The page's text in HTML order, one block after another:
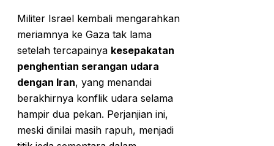
Militer Israel kembali mengarahkan
meriamnya ke Gaza tak lama
setelah tercapainya kesepakatan
penghentian serangan udara
dengan Iran, yang menandai
berakhirnya konflik udara selama
hampir dua pekan. Perjanjian ini,
meski dinilai masih rapuh, menjadi